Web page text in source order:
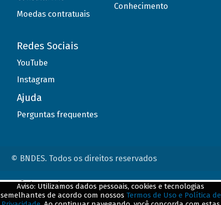
Moedas contratuais
Conhecimento
Redes Sociais
YouTube
Instagram
Ajuda
Perguntas frequentes
© BNDES. Todos os direitos reservados
Aviso: Utilizamos dados pessoais, cookies e tecnologias
semelhantes de acordo com nossos Termos de Uso e Política de
ConteÃºdo complementar
${title}${badge}